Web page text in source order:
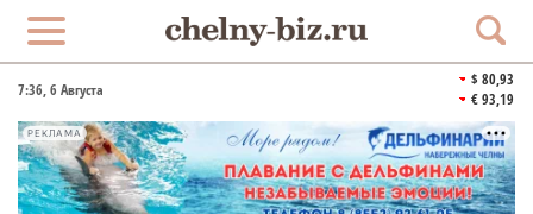
7:36, 6 Августа
$ 80,93
€ 93,19
РЕКЛАМА